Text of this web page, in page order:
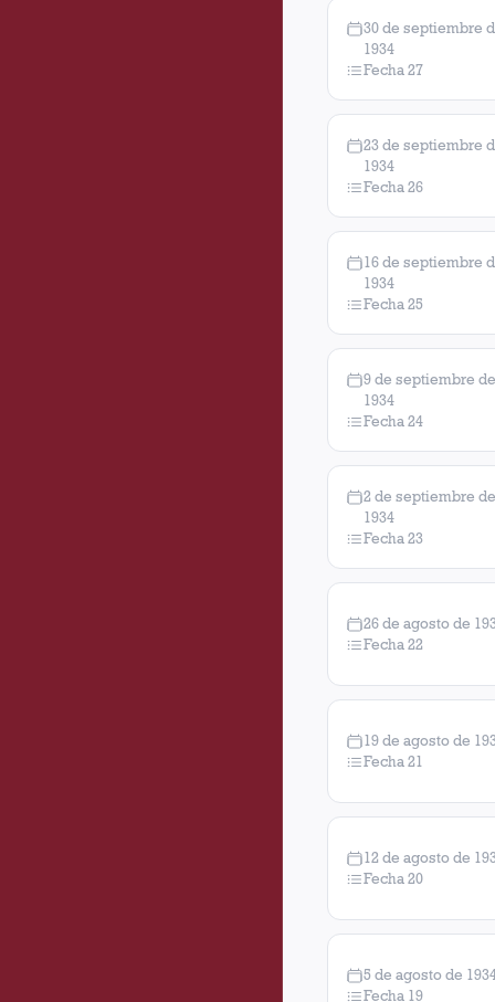
30 de septiembre
1934
Fecha 27
23 de septiembre
1934
Fecha 26
16 de septiembre
1934
Fecha 25
9 de septiembre de
1934
Fecha 24
2 de septiembre de
1934
Fecha 23
26 de agosto de
Fecha 22
19 de agosto de
Fecha 21
12 de agosto de
Fecha 20
5 de agosto de
Fecha 19